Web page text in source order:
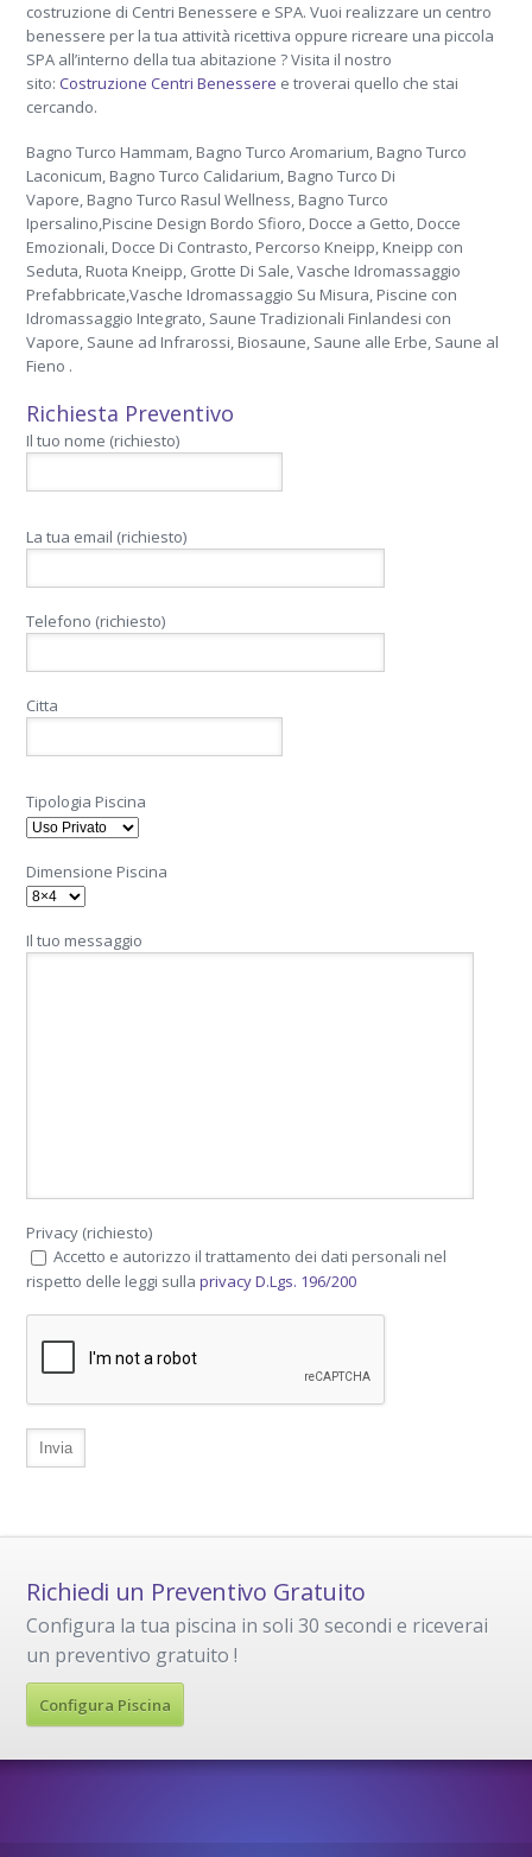
costruzione di Centri Benessere e SPA. Vuoi realizzare un centro
benessere per la tua attività ricettiva oppure ricreare una piccola
SPA all’interno della tua abitazione ? Visita il nostro
sito: Costruzione Centri Benessere e troverai quello che stai
cercando.
Bagno Turco Hammam, Bagno Turco Aromarium, Bagno Turco
Laconicum, Bagno Turco Calidarium, Bagno Turco Di
Vapore, Bagno Turco Rasul Wellness, Bagno Turco
Ipersalino,Piscine Design Bordo Sfioro, Docce a Getto, Docce
Emozionali, Docce Di Contrasto, Percorso Kneipp, Kneipp con
Seduta, Ruota Kneipp, Grotte Di Sale, Vasche Idromassaggio
Prefabbricate,Vasche Idromassaggio Su Misura, Piscine con
Idromassaggio Integrato, Saune Tradizionali Finlandesi con
Vapore, Saune ad Infrarossi, Biosaune, Saune alle Erbe, Saune al
Fieno .
Richiesta Preventivo
Il tuo nome (richiesto)
La tua email (richiesto)
Telefono (richiesto)
Citta
Tipologia Piscina
Dimensione Piscina
Il tuo messaggio
Privacy (richiesto)
Accetto e autorizzo il trattamento dei dati personali nel
rispetto delle leggi sullaprivacy D.Lgs. 196/200
Richiedi un Preventivo Gratuito
Configura la tua piscina in soli 30 secondi e riceverai
un preventivo gratuito !
Configura Piscina